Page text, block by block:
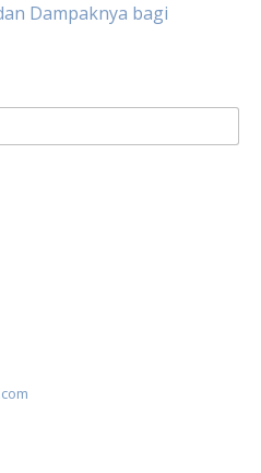
Dampaknya bagi